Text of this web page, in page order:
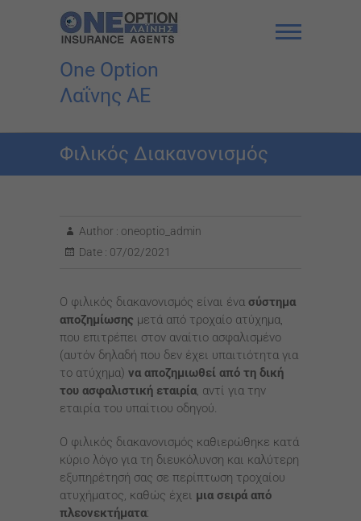
One Option
Λαΐνης AE
Φιλικός Διακανονισμός
Author : oneoptio_admin
Date : 07/02/2021
Ο φιλικός διακανονισμός είναι ένα σύστημα
αποζημίωσης μετά από τροχαίο ατύχημα,
που επιτρέπει στον αναίτιο ασφαλισμένο
(αυτόν δηλαδή που δεν έχει υπαιτιότητα για
το ατύχημα) να αποζημιωθεί από τη δική
του ασφαλιστική εταιρία, αντί για την
εταιρία του υπαίτιου οδηγού.
Ο φιλικός διακανονισμός καθιερώθηκε κατά
κύριο λόγο για τη διευκόλυνση και καλύτερη
εξυπηρέτησή σας σε περίπτωση τροχαίου
ατυχήματος, καθώς έχει μια σειρά από
πλεονεκτήματα: